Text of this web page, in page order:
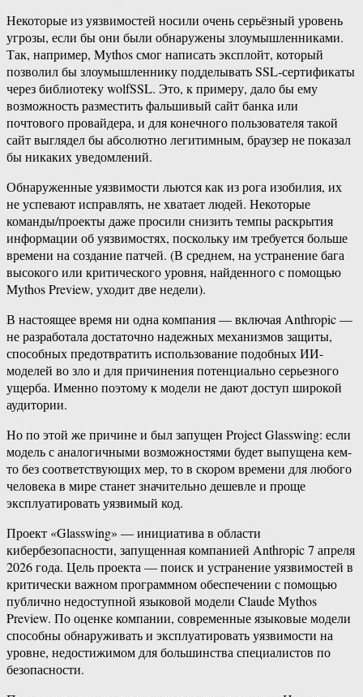
Некоторые из уязвимостей носили очень серьёзный уровень
угрозы, если бы они были обнаружены злоумышленниками.
Так, например, Mythos смог написать эксплойт, который
позволил бы злоумышленнику подделывать SSL-сертификаты
через библиотеку wolfSSL. Это, к примеру, дало бы ему
возможность разместить фальшивый сайт банка или
почтового провайдера, и для конечного пользователя такой
сайт выглядел бы абсолютно легитимным, браузер не показал
бы никаких уведомлений.
Обнаруженные уязвимости льются как из рога изобилия, их
не успевают исправлять, не хватает людей. Некоторые
команды/проекты даже просили снизить темпы раскрытия
информации об уязвимостях, поскольку им требуется больше
времени на создание патчей. (В среднем, на устранение бага
высокого или критического уровня, найденного с помощью
Mythos Preview, уходит две недели).
В настоящее время ни одна компания — включая Anthropic —
не разработала достаточно надежных механизмов защиты,
способных предотвратить использование подобных ИИ-
моделей во зло и для причинения потенциально серьезного
ущерба. Именно поэтому к модели не дают доступ широкой
аудитории.
Но по этой же причине и был запущен Project Glasswing: если
модель с аналогичными возможностями будет выпущена кем-
то без соответствующих мер, то в скором времени для любого
человека в мире станет значительно дешевле и проще
эксплуатировать уязвимый код.
Проект «Glasswing» — инициатива в области
кибербезопасности, запущенная компанией Anthropic 7 апреля
2026 года. Цель проекта — поиск и устранение уязвимостей в
критически важном программном обеспечении с помощью
публично недоступной языковой модели Claude Mythos
Preview. По оценке компании, современные языковые модели
способны обнаруживать и эксплуатировать уязвимости на
уровне, недостижимом для большинства специалистов по
безопасности.